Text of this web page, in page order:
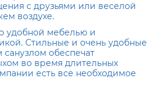
с друзьями или веселой
воздухе.
удобной мебелью и
Стильные и очень удобные
обеспечат
во время длительных
есть все необходимое